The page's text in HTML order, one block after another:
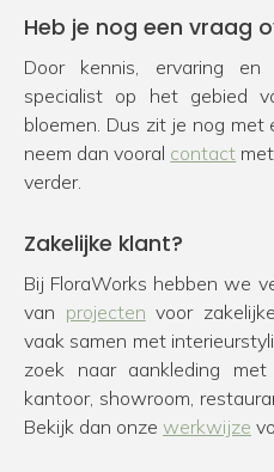
Heb je nog een vraag
Door kennis, ervaring
specialist op het gebied
bloemen. Dus zit je nog met
neem dan vooral contact
verder.
Zakelijke klant?
Bij FloraWorks hebben we
van projecten voor
vaak samen met
zoek naar aankleding
kantoor, showroom,
Bekijk dan onze werkwijze